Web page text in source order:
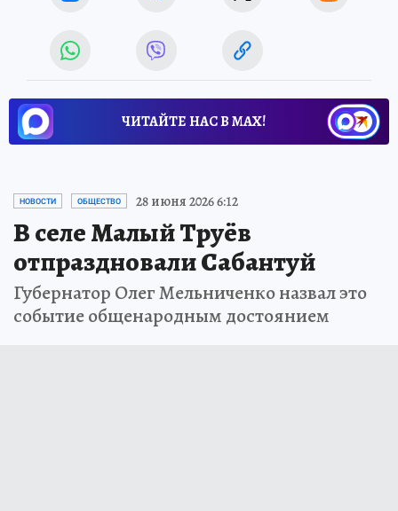
ЧИТАЙТЕ НАС В МАХ!
НОВОСТИ ОБЩЕСТВО 28 июня 2026 6:12
В селе Малый Труёв
отпраздновали Сабантуй
Губернатор Олег Мельниченко назвал это
событие общенародным достоянием